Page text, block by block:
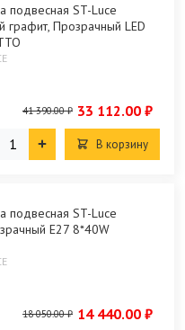
подвесная ST-Luce
Прозрачный LED
41 390.00 ₽ 33 112.00 ₽
В корзину
подвесная ST-Luce
E27 8*40W
18 050.00 ₽ 14 440.00 ₽